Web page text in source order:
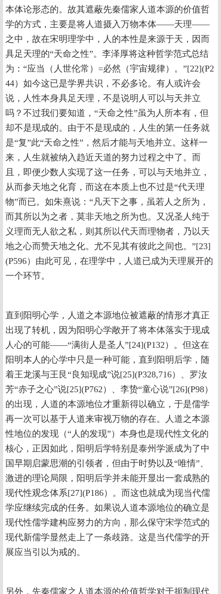
本体论形态的。故其遮蔽先秦儒家人道本源的价值哲
学的方式，主要是将人道摄入万物本体——天理——
之中，故在宋明理学中，人的本性是来源于天，因而
具足天理的“天命之性”。李泽厚将这种哲学范式总结
为：“应当（人世伦常）=必然（宇宙规律）。”[22](P2
44）如今这已是学界共识，不必多论。有人或许会
说，人性本身具足天理，不是说明人可以与天并立
吗？不过我们要知道，“天命之性”虽为人所本有，但
却不是现成的。由于不是现成的，人生的第一任务就
是“复”此“天命之性”，然后才能与天地并立。这样一
来，人生就被纳入趋近天道的努力过程之中了。而
且，即便少数人实现了这一任务，可以与天地并立，
从而参天地之化育，而这在本质上也不过是“代天理
物”而已。如朱熹说：“凡天下之事，虽若人之所为，
而其所以为之者，莫非天地之所为也。又况圣人纯于
义理而无人欲之私，则其所以代天而理物者，乃以天
地之心而赞天地之化。尤不见其有彼此之间也。”[23]
(P596）由此可见，在理学中，人道已成为天理展开的
一个环节。
直到阳明心学，人道之本源地位被遮蔽的情形才真正
出现了转机，因为阳明心学敞开了将本体落实于现成
人心的可能——“满街人是圣人”[24](P132）。但这在
阳明本人的心学中只是一种可能，直到阳明后学，随
着王龙溪与王艮“良知现成”说[25](P328,716）、罗汝
芳“赤子之心”说[25](P762）、李贽“童心说”[26](P98）
的出现，人道的本源地位才重新得以确立，于是儒学
再一次可以基于人道来审视万物的存在。人道之本源
性地位的发现（“人的发现”）本身也是现代性文化的
核心，正因如此，阳明后学特别是泰州学派成为了中
国早期启蒙思潮的引领者，但由于时势以及“唯情”、
激进的理论局限，阳明后学并未能开显出一套成熟的
现代性观念体系[27](P186）。而这也就成为现当代儒
学应继续完成的任务。如果说人道本源地位的确立是
现代性儒学建构应努力的方向，那么保守宋学范式的
现代新儒学显然走上了一条歧路。这是当代儒学的开
展应当引以为戒的。
另外，先秦儒家之人道本源的价值哲学对于扼制现代